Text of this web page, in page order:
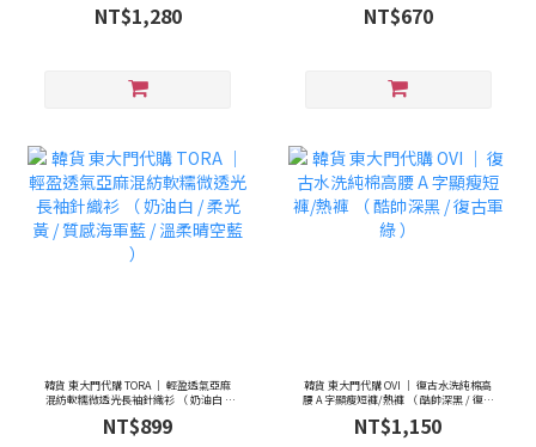
NT$1,280 NT$670
韓貨 東大門代購 TORA ｜ 輕盈透氣亞麻
混紡軟糯微透光長袖針織衫 （ 奶油白 /
NT$899
韓貨 東大門代購 OVI ｜ 復古水洗純棉高
腰 A 字顯瘦短褲/熱褲 （ 酷帥深黑 / 復古
NT$1,150